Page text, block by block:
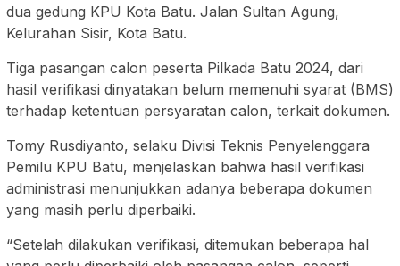
dua gedung KPU Kota Batu. Jalan Sultan Agung,
Kelurahan Sisir, Kota Batu.
Tiga pasangan calon peserta Pilkada Batu 2024, dari
hasil verifikasi dinyatakan belum memenuhi syarat (BMS)
terhadap ketentuan persyaratan calon, terkait dokumen.
Tomy Rusdiyanto, selaku Divisi Teknis Penyelenggara
Pemilu KPU Batu, menjelaskan bahwa hasil verifikasi
administrasi menunjukkan adanya beberapa dokumen
yang masih perlu diperbaiki.
“Setelah dilakukan verifikasi, ditemukan beberapa hal